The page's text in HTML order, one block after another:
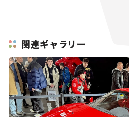
関連ギャラリー